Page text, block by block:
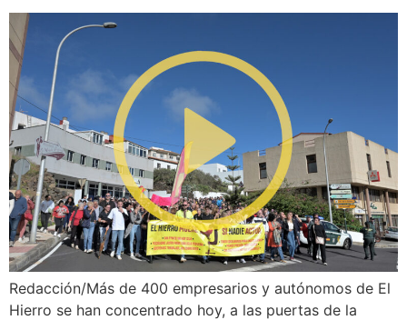
Redacción/Más de 400 empresarios y autónomos de El
Hierro se han concentrado hoy, a las puertas de la